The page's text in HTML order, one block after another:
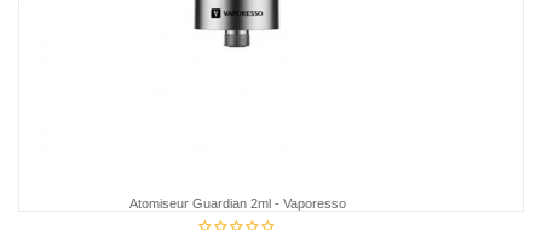
Atomiseur Guardian 2ml - Vaporesso